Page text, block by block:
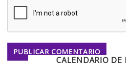
CALENDARIO DE